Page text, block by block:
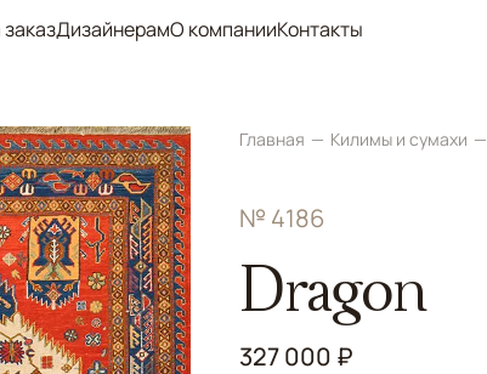
ДизайнерамО компанииКонтакты
Главная Килимы и сумахи
№ 4186
Dragon
327 000 ₽